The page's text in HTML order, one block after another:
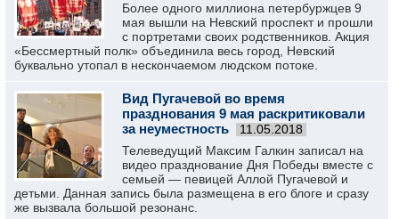
Более одного миллиона петербуржцев 9
мая вышли на Невский проспект и прошли
с портретами своих родственников. Акция
«Бессмертный полк» объединила весь город, Невский
буквально утопал в нескончаемом людском потоке.
Вид Пугачевой во время
празднования 9 мая раскритиковали
за неуместность
11.05.2018
Телеведущий Максим Галкин записал на
видео празднование Дня Победы вместе с
семьей — певицей Аллой Пугачевой и
детьми. Данная запись была размещена в его блоге и сразу
же вызвала большой резонанс.